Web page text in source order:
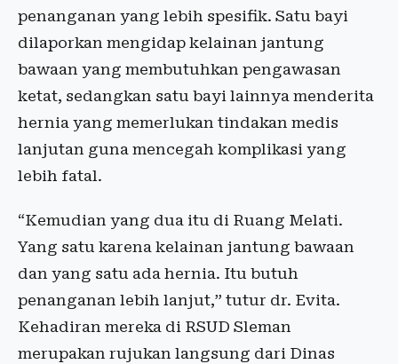
penanganan yang lebih spesifik. Satu bayi
dilaporkan mengidap kelainan jantung
bawaan yang membutuhkan pengawasan
ketat, sedangkan satu bayi lainnya menderita
hernia yang memerlukan tindakan medis
lanjutan guna mencegah komplikasi yang
lebih fatal.
“Kemudian yang dua itu di Ruang Melati.
Yang satu karena kelainan jantung bawaan
dan yang satu ada hernia. Itu butuh
penanganan lebih lanjut,” tutur dr. Evita.
Kehadiran mereka di RSUD Sleman
merupakan rujukan langsung dari Dinas